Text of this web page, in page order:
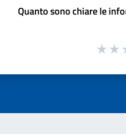
Quanto sono chiare le